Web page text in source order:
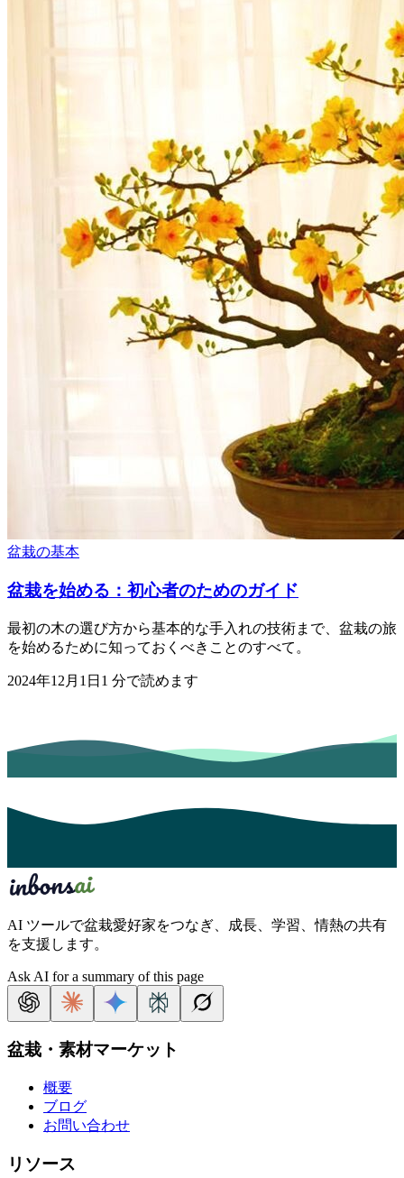
盆栽の基本
盆栽を始める：初心者のためのガイド
最初の木の選び方から基本的な手入れの技術まで、盆栽の旅
を始めるために知っておくべきことのすべて。
2024年12月1日 1 分で読めます
AI ツールで盆栽愛好家をつなぎ、成長、学習、情熱の共有
を支援します。
Ask AI for a summary of this page
盆栽・素材マーケット
概要
ブログ
お問い合わせ
リソース